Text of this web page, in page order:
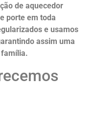
de aquecedor
porte em toda
e usamos
assim uma
família.